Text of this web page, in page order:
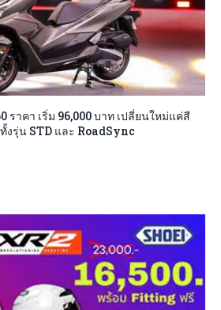
ราคา เริ่ม 96,000 บาท เปลี่ยนใหม่แค่สี
ทั้งรุ่น STD และ RoadSync